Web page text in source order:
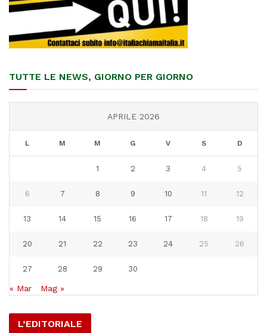
TUTTE LE NEWS, GIORNO PER GIORNO
APRILE 2026
L M M G V S D
1 2 3 4 5
6 7 8 9 10 11 12
13 14 15 16 17 18 19
20 21 22 23 24 25 26
27 28 29 30
« Mar Mag »
L’EDITORIALE